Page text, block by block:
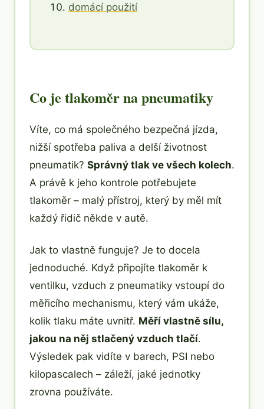
domácí použití
Co je tlakoměr na pneumatiky
Víte, co má společného bezpečná jízda,
nižší spotřeba paliva a delší životnost
pneumatik? Správný tlak ve všech kolech.
A právě k jeho kontrole potřebujete
tlakoměr – malý přístroj, který by měl mít
každý řidič někde v autě.
Jak to vlastně funguje? Je to docela
jednoduché. Když připojíte tlakoměr k
ventilku, vzduch z pneumatiky vstoupí do
měřicího mechanismu, který vám ukáže,
kolik tlaku máte uvnitř. Měří vlastně sílu,
jakou na něj stlačený vzduch tlačí.
Výsledek pak vidíte v barech, PSI nebo
kilopascalech – záleží, jaké jednotky
zrovna používáte.